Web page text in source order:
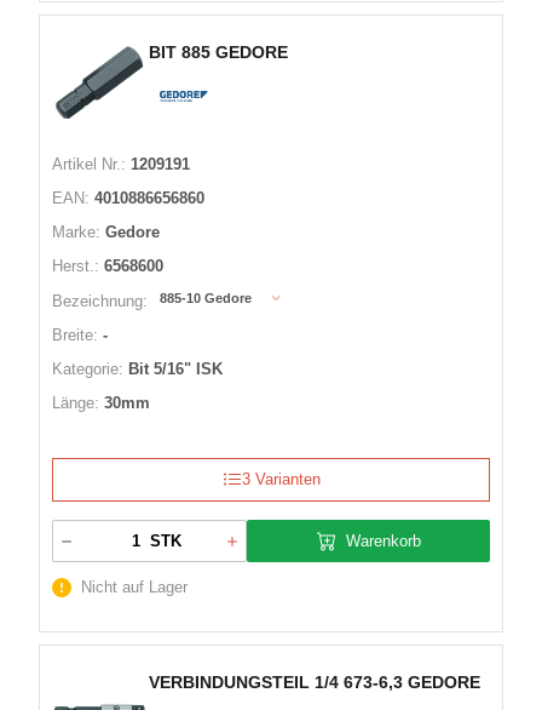
BIT 885 GEDORE
Artikel Nr.: 1209191
EAN: 4010886656860
Marke: Gedore
Herst.: 6568600
Bezeichnung:
885-10 Gedore
Breite: -
Kategorie: Bit 5/16" ISK
Länge: 30mm
3 Varianten
STK Warenkorb
Nicht auf Lager
VERBINDUNGSTEIL 1/4 673-6,3 GEDORE